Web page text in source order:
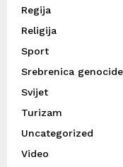
Regija
Religija
Sport
Srebrenica genocide
Svijet
Turizam
Uncategorized
Video